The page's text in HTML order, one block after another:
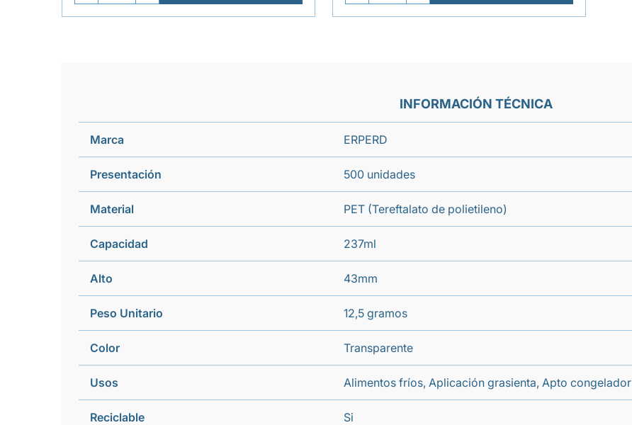
INFORMACIÓN TÉCNICA
Marca ERPERD
Presentación 500 unidades
Material PET (Tereftalato de polietileno)
Capacidad 237ml
Alto 43mm
Peso Unitario 12,5 gramos
Color Transparente
Usos Alimentos fríos, Aplicación grasienta, Apto congelador
Reciclable Si